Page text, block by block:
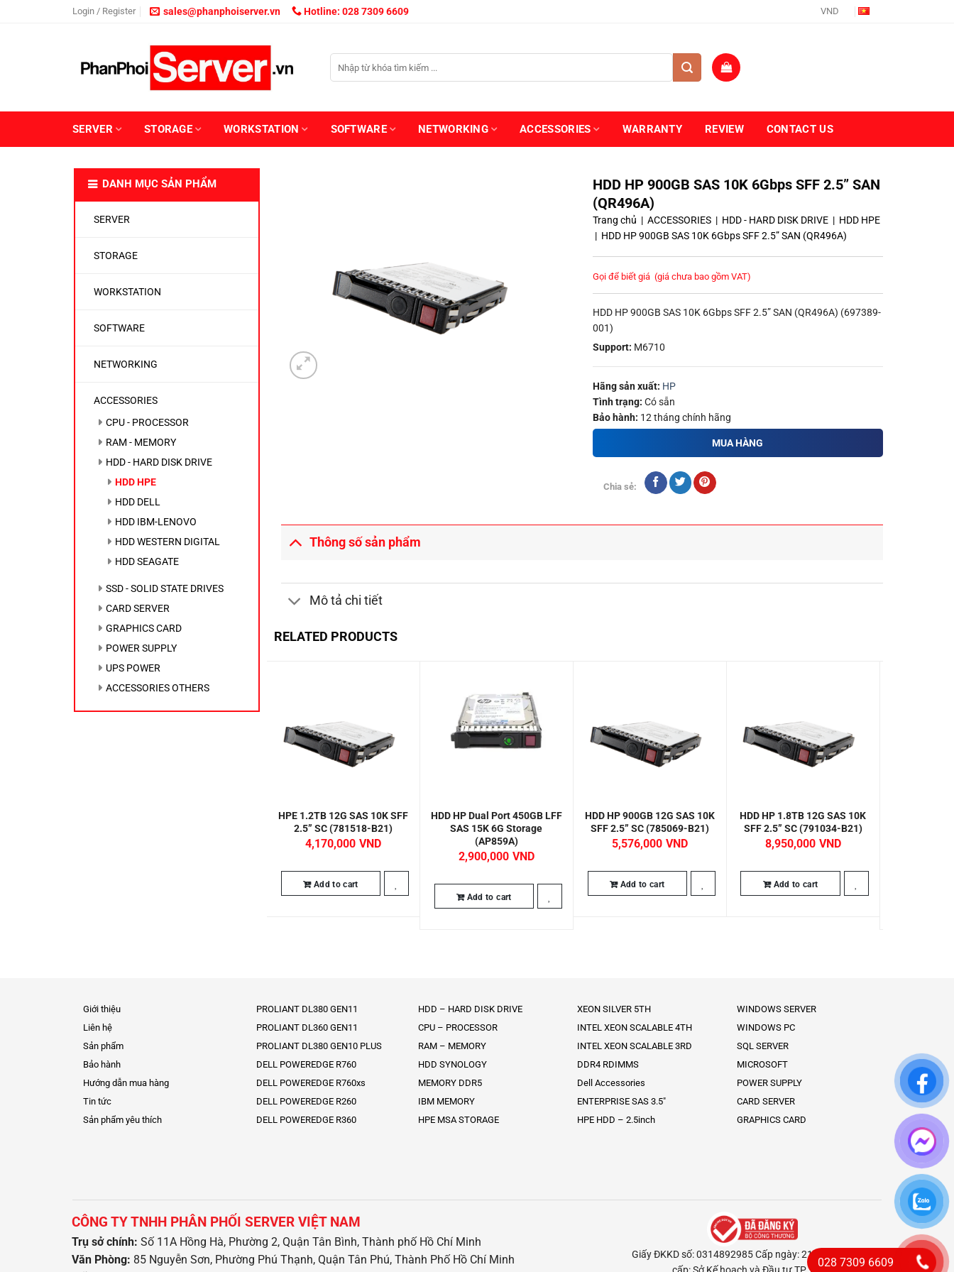
Login / Register sales@phanphoiserver.vn Hotline: 028 7309 6609 VND
SERVER STORAGE WORKSTATION SOFTWARE NETWORKING ACCESSORIES WARRANTY REVIEW CONTACT US
DANH MỤC SẢN PHẨM
SERVER
STORAGE
WORKSTATION
SOFTWARE
NETWORKING
ACCESSORIES
CPU - PROCESSOR
RAM - MEMORY
HDD - HARD DISK DRIVE
HDD HPE
HDD DELL
HDD IBM-LENOVO
HDD WESTERN DIGITAL
HDD SEAGATE
SSD - SOLID STATE DRIVES
CARD SERVER
GRAPHICS CARD
POWER SUPPLY
UPS POWER
ACCESSORIES OTHERS
HDD HP 900GB SAS 10K 6Gbps SFF 2.5” SAN
(QR496A)
Trang chủ | ACCESSORIES| HDD - HARD DISK DRIVE| HDD HPE
| HDD HP 900GB SAS 10K 6Gbps SFF 2.5” SAN (QR496A)
Gọi để biết giá (giá chưa bao gồm VAT)
HDD HP 900GB SAS 10K 6Gbps SFF 2.5” SAN (QR496A) (697389-
001)
Support: M6710
Hãng sản xuất: HP
Tình trạng: Có sẵn
Bảo hành: 12 tháng chính hãng
MUA HÀNG
Chia sẻ:
Thông số sản phẩm
Mô tả chi tiết
RELATED PRODUCTS
HPE 1.2TB 12G SAS 10K SFF
2.5” SC (781518-B21)
4,170,000
Add to cart
HDD HP Dual Port 450GB LFF
SAS 15K 6G Storage
(AP859A)
2,900,000
Add to cart
HDD HP 900GB 12G SAS 10K
SFF 2.5” SC (785069-B21)
5,576,000
Add to cart
HDD HP 1.8TB 12G SAS 10K
SFF 2.5” SC (791034-B21)
8,950,000
Add to cart
Giới thiệu
Liên hệ
Sản phẩm
Bảo hành
Hướng dẫn mua hàng
Tin tức
Sản phẩm yêu thích
PROLIANT DL380 GEN11
PROLIANT DL360 GEN11
PROLIANT DL380 GEN10 PLUS
DELL POWEREDGE R760
DELL POWEREDGE R760xs
DELL POWEREDGE R260
DELL POWEREDGE R360
HDD – HARD DISK DRIVE
CPU – PROCESSOR
RAM – MEMORY
HDD SYNOLOGY
MEMORY DDR5
IBM MEMORY
HPE MSA STORAGE
XEON SILVER 5TH
INTEL XEON SCALABLE 4TH
INTEL XEON SCALABLE 3RD
DDR4 RDIMMS
Dell Accessories
ENTERPRISE SAS 3.5″
HPE HDD – 2.5inch
WINDOWS SERVER
WINDOWS PC
SQL SERVER
MICROSOFT
POWER SUPPLY
CARD SERVER
GRAPHICS CARD
CÔNG TY TNHH PHÂN PHỐI SERVER VIỆT NAM
Trụ sở chính: Số 11A Hồng Hà, Phường 2, Quận Tân Bình, Thành phố Hồ Chí Minh
Văn Phòng: 85 Nguyễn Sơn, Phường Phú Thạnh, Quận Tân Phú, Thành Phố Hồ Chí Minh
Giấy ĐKKD số: 0314892985 Cấp ngày: 21/02/2018 Nơi
cấp: Sở Kế hoạch và Đầu tư TP. HCM
028 7309 6609